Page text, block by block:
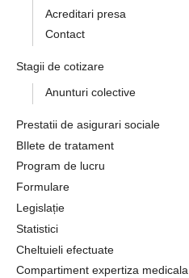
Acreditari presa
Contact
Stagii de cotizare
Anunturi colective
Prestatii de asigurari sociale
BIlete de tratament
Program de lucru
Formulare
Legislație
Statistici
Cheltuieli efectuate
Compartiment expertiza medicala